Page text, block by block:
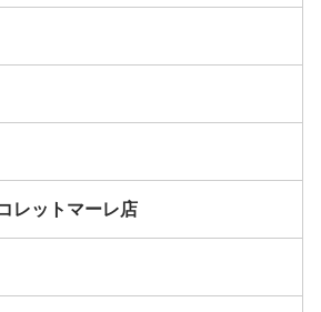
レットマーレ店